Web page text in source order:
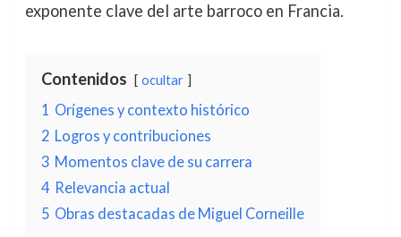
exponente clave del arte barroco en Francia.
Contenidos ocultar
1 Orígenes y contexto histórico
2 Logros y contribuciones
3 Momentos clave de su carrera
4 Relevancia actual
5 Obras destacadas de Miguel Corneille